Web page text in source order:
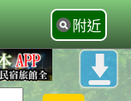
附近